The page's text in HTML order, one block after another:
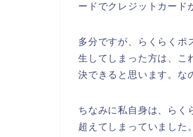
ードでクレジットカード
多分ですが、らくらくポ
生してしまった方は、こ
決できると思います。な
ちなみに私自身は、らく
超えてしまっていました